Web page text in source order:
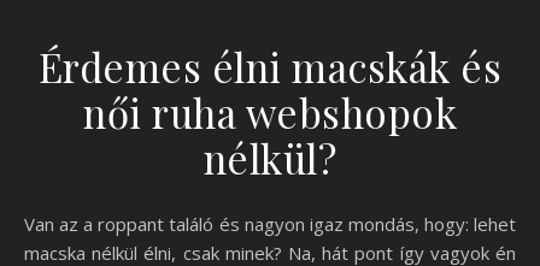
Érdemes élni macskák és
női ruha webshopok
nélkül?
Van az a roppant találó és nagyon igaz mondás, hogy: lehet
macska nélkül élni, csak minek? Na, hát pont így vagyok én